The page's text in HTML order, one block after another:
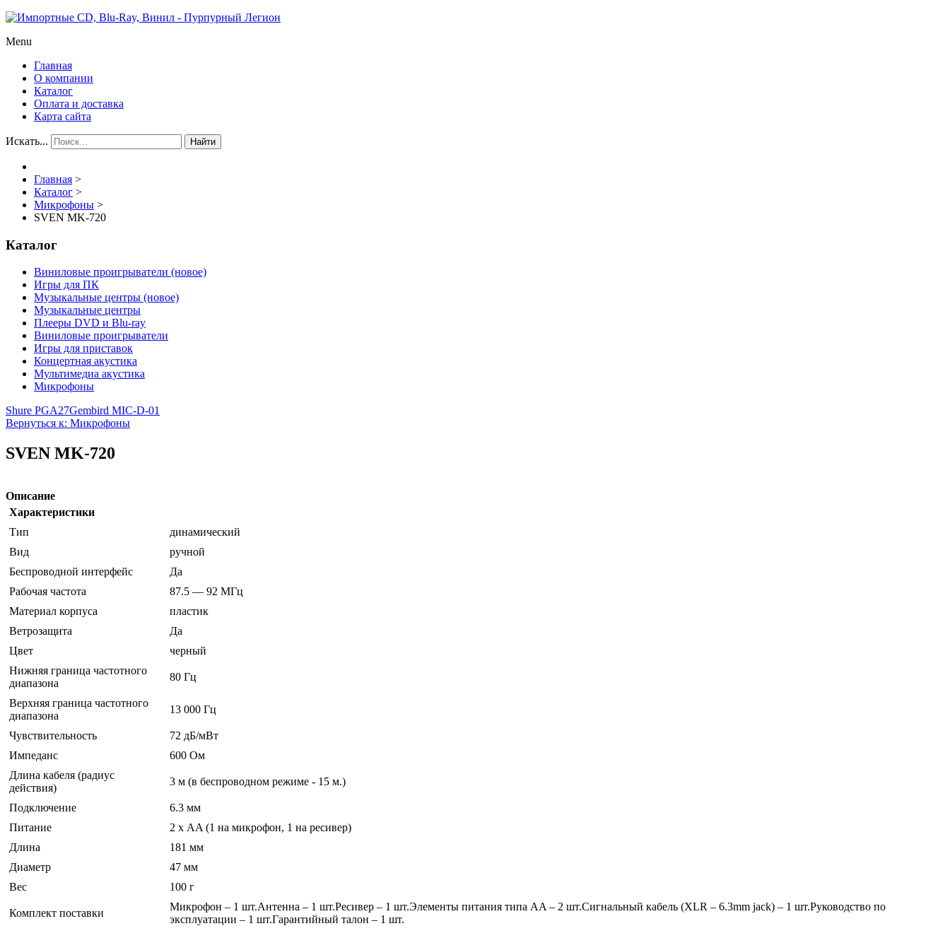
Menu
Главная
О компании
Каталог
Оплата и доставка
Карта сайта
Искать... Найти
Главная >
Каталог >
Микрофоны >
SVEN MK-720
Каталог
Виниловые проигрыватели (новое)
Игры для ПК
Музыкальные центры (новое)
Музыкальные центры
Плееры DVD и Blu-ray
Виниловые проигрыватели
Игры для приставок
Концертная акустика
Мультимедиа акустика
Микрофоны
Shure PGA27Gembird MIC-D-01
Вернуться к: Микрофоны
SVEN MK-720
Описание
Характеристики
Тип
динамический
Вид
ручной
Беспроводной интерфейс
Да
Рабочая частота
87.5 — 92 МГц
Материал корпуса
пластик
Ветрозащита
Да
Цвет
черный
Нижняя граница частотного
диапазона
80 Гц
Верхняя граница частотного
диапазона
13 000 Гц
Чувствительность
72 дБ/мВт
Импеданс
600 Ом
Длина кабеля (радиус
действия)
3 м (в беспроводном режиме - 15 м.)
Подключение
6.3 мм
Питание
2 х AA (1 на микрофон, 1 на ресивер)
Длина
181 мм
Диаметр
47 мм
Вес
100 г
Комплект поставки
Микрофон – 1 шт.Антенна – 1 шт.Ресивер – 1 шт.Элементы питания типа AA – 2 шт.Сигнальный кабель (XLR – 6.3mm jack) – 1 шт.Руководство по
эксплуатации – 1 шт.Гарантийный талон – 1 шт.